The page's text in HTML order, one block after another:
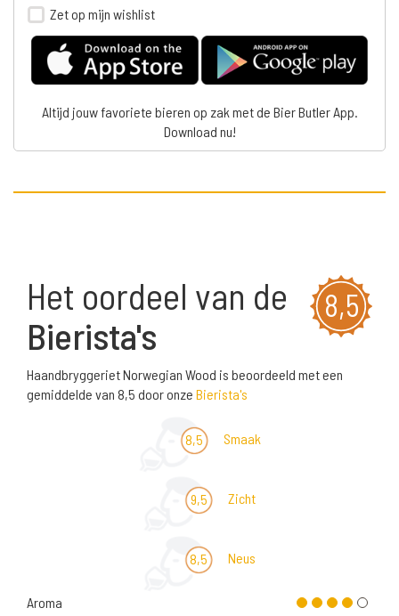
Zet op mijn wishlist
Altijd jouw favoriete bieren op zak met de Bier Butler App.
Download nu!
8,5
Het oordeel van de
Bierista's
Haandbryggeriet Norwegian Wood is beoordeeld met een
gemiddelde van 8,5 door onze Bierista's
8,5 Smaak
9,5 Zicht
8,5 Neus
Aroma